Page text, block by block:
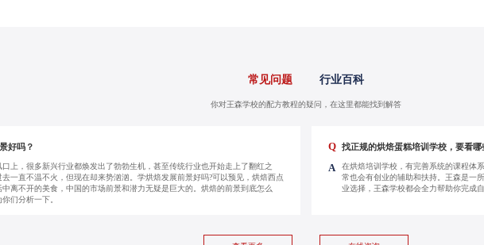
常见问题 行业百科
你对王森学校的配方教程的疑问，在这里都能找到解答
好吗？
上，很多新兴行业都焕发出了勃勃生机，甚至传统行业也开始走上了翻红之
一直不温不火，但现在却来势汹汹。学烘焙发展前景好吗?可以预见，烘焙西点
离不开的美食，中国的市场前景和潜力无疑是巨大的。烘焙的前景到底怎么
们分析一下。
Q 找正规的烘焙蛋糕培训学校，要看哪
A
在烘焙培训学校，有完善系统的课程体
常也会有创业的辅助和扶持。王森是一
业选择，王森学校都会全力帮助你完成